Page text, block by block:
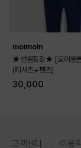
moimoln
★선물포장★ [모이몰
(티셔츠+팬츠)
30,000
고객센터 이용